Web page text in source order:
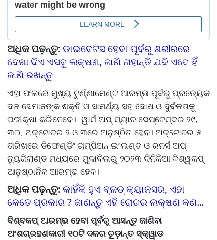
ଅଧିକ ପଢ଼ନ୍ତୁ: ଡାଇବେଟିସ ହେବା ପୂର୍ବରୁ ଶରୀରରେ
ଦେଖା ଦିଏ ଏସବୁ ଲକ୍ଷଣ, ଜାଣି ନାହାନ୍ତି ଯଦି ଏବେ ହିଁ
ଜାଣି ରଖନ୍ତୁ
ଏହା ଫଳରେ ମୁଖ୍ୟ ଟୁର୍ଣ୍ଣାମେଣ୍ଟ ଆରମ୍ଭ ପୂର୍ବରୁ ପ୍ରତ୍ୟେକ
ଦଳ ସେମାନଙ୍କ ଶକ୍ତି ଓ ସାମର୍ଥ୍ୟ ସହ ଦୋଷ ଓ ଦୁର୍ବଳତାକୁ
ପରୀକ୍ଷା କରିନେବେ। ୱାର୍ମ ଅପ୍‌‌ ମ୍ୟାଚ ସେପ୍ଟେମ୍ବର ୨୯,
୩୦, ଅକ୍ଟୋବର ୨ ଓ ୩ରେ ଅନୁଷ୍ଠିତ ହେବ। ଅକ୍ଟୋବର ୫
ତାରିଖରେ ଡିଫେଣ୍ଡିଂ ଚାମ୍ପିଅନ୍‌‌ ଇଂଲଣ୍ଡ ଓ ରନର୍ସ ଅପ୍‌‌
ନ୍ୟୁଜିଲାଣ୍ଡ ମଧ୍ୟରେ ମୁକାବିଲାରୁ ୨୦୨୩ ଦିନିକିଆ ବିଶ୍ୱକପ୍‌‌
ଆନୁଷ୍ଠାନିକ ଆରମ୍ଭ ହେବ।
ଅଧିକ ପଢ଼ନ୍ତୁ: କାହିଁକି ହୁଏ ବ୍ଳଡ୍‌ କ୍ୟାନସର, ଏହା
କେତେ ପ୍ରକାର ? ଜାଣନ୍ତୁ ଏହି ରୋଗର ଲକ୍ଷଣ କଣ...
ବିଶ୍ବକପ୍‌ ଆରମ୍ଭ ହେବା ପୂର୍ବରୁ ଆସନ୍ତୁ ଜାଣିବା
ଅଂଶଗ୍ରହଣକାରୀ ୧୦ଟି ଦଳର ଚୂଡ଼ାନ୍ତ ସ୍କ୍ୱାଡ